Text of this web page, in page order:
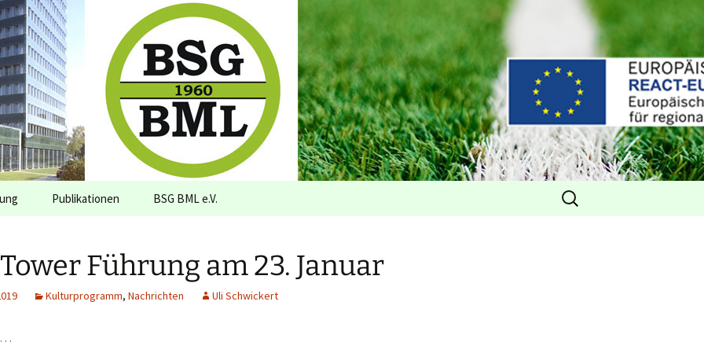
Publikationen BSG BML e.V.
Suchen
nach:
Führung am 23. Januar
Kulturprogramm, Nachrichten Uli Schwickert